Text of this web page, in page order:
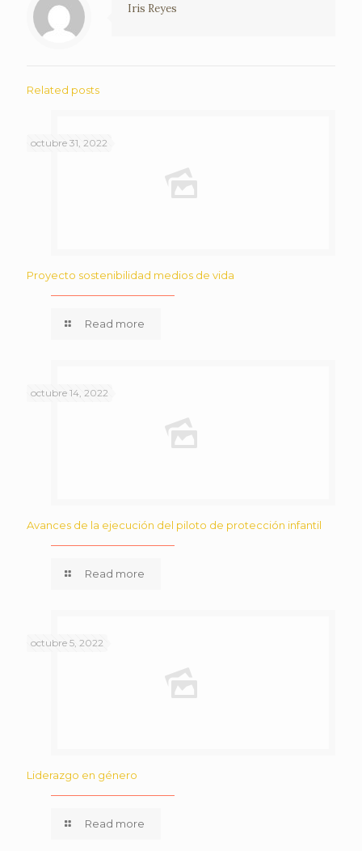
Iris Reyes
Related posts
octubre 31, 2022
Proyecto sostenibilidad medios de vida
Read more
octubre 14, 2022
Avances de la ejecución del piloto de protección infantil
Read more
octubre 5, 2022
Liderazgo en género
Read more